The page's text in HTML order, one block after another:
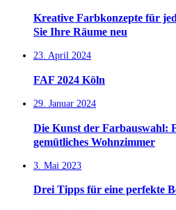
Kreative Farbkonzepte für
Sie Ihre Räume neu
23. April 2024
FAF 2024 Köln
29. Januar 2024
Die Kunst der Farbauswahl:
gemütliches Wohnzimmer
3. Mai 2023
Drei Tipps für eine perfekte